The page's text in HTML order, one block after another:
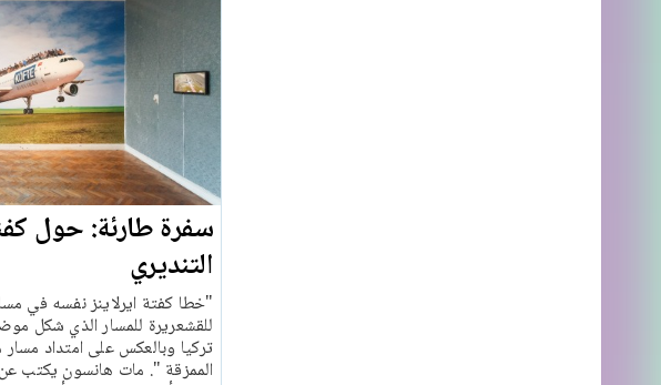
سفرة طارئة: حول
التنديري
"خطا كفتة ايرلاينز نفسه في
للقشعريرة للمسار الذي شكل
تركيا وبالعكس على امتداد
الممزقة ". مات هانسون يكتب